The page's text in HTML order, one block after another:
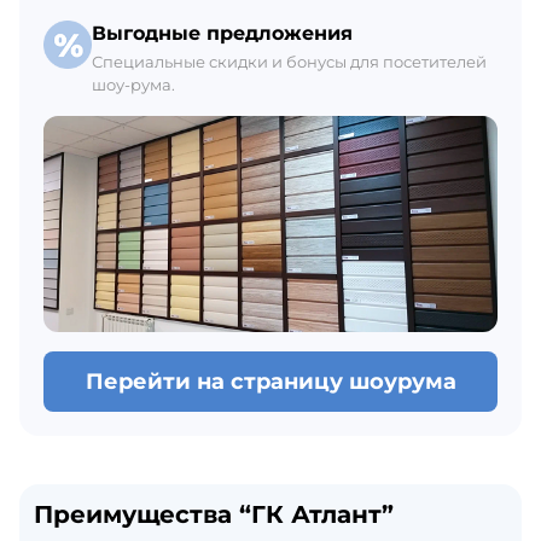
Выгодные предложения
Специальные скидки и бонусы для посетителей
шоу-рума.
Перейти на страницу шоурума
Преимущества “ГК Атлант”